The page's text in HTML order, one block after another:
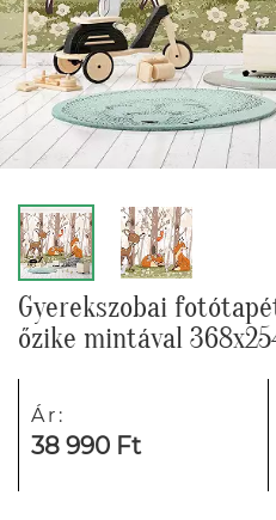
Gyerekszobai
őzike mintával
Ár:
38 990 Ft